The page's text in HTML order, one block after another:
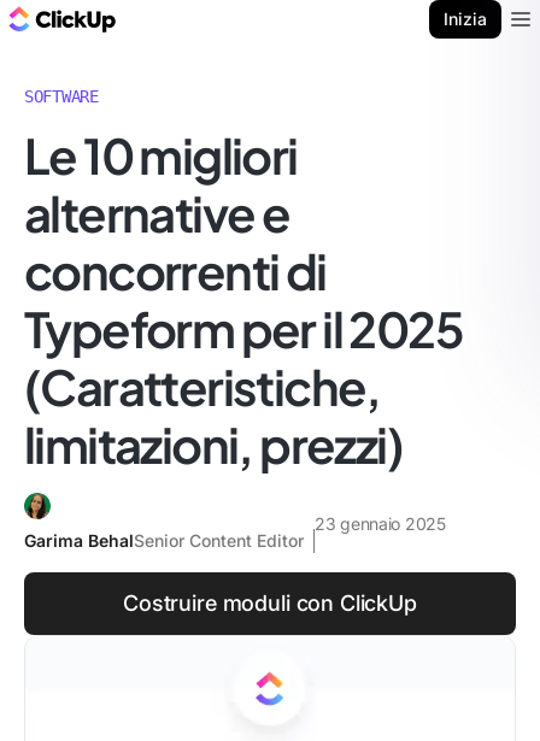
Inizia
SOFTWARE
Le 10 migliori
alternative e
concorrenti di
Typeform per il 2025
(Caratteristiche,
limitazioni, prezzi)
Garima BehalSenior Content Editor
23 gennaio 2025
Costruire moduli con ClickUp